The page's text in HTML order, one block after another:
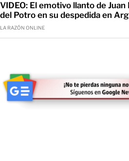
VIDEO: El emotivo llanto de
del Potro en su despedida en
LA RAZÓN ONLINE